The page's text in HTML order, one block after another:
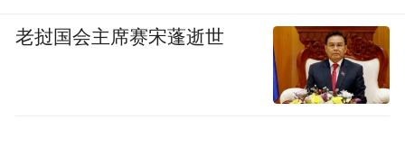
老挝国会主席赛宋蓬逝世